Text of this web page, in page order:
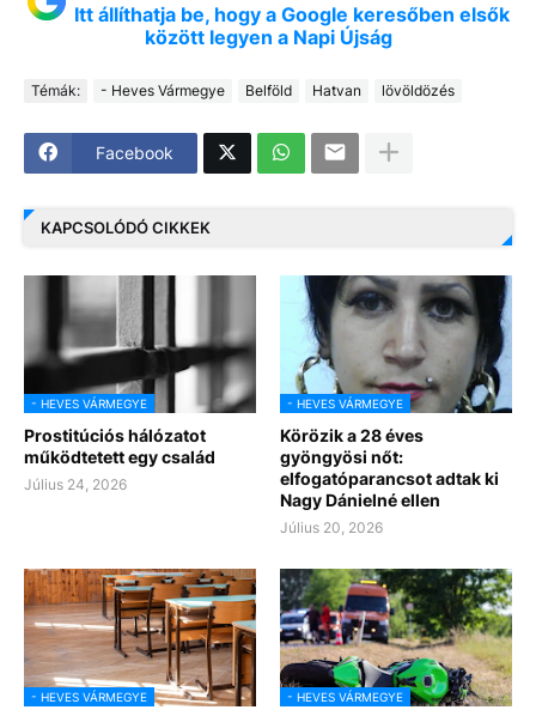
Itt állíthatja be, hogy a Google keresőben elsők
között legyen a Napi Újság
Témák: - Heves Vármegye Belföld Hatvan lövöldözés
Facebook
KAPCSOLÓDÓ CIKKEK
- HEVES VÁRMEGYE
Prostitúciós hálózatot
működtetett egy család
Július 24, 2026
- HEVES VÁRMEGYE
Körözik a 28 éves
gyöngyösi nőt:
elfogatóparancsot adtak ki
Nagy Dánielné ellen
Július 20, 2026
- HEVES VÁRMEGYE - HEVES VÁRMEGYE